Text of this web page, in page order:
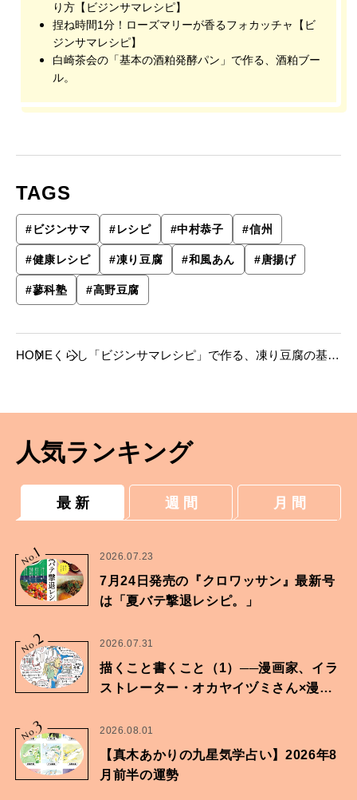
り方【ビジンサマレシピ】
捏ね時間1分！ローズマリーが香るフォカッチャ【ビ
ジンサマレシピ】
白崎茶会の「基本の酒粕発酵パン」で作る、酒粕ブー
ル。
TAGS
#ビジンサマ #レシピ #中村恭子 #信州
#健康レシピ #凍り豆腐 #和風あん #唐揚げ
#蓼科塾 #高野豆腐
HOME くらし
「ビジンサマレシピ」で作る、凍り豆腐の基本
人気ランキング
最 新 週 間 月 間
No.
1 2026.07.23
7月24日発売の『クロワッサン』最新号
は「夏バテ撃退レシピ。」
No.2 2026.07.31
描くこと書くこと（1）──漫画家、イラ
ストレーター・オカヤイヅミさん×漫画
No.3 2026.08.01
【真木あかりの九星気学占い】2026年8
月前半の運勢